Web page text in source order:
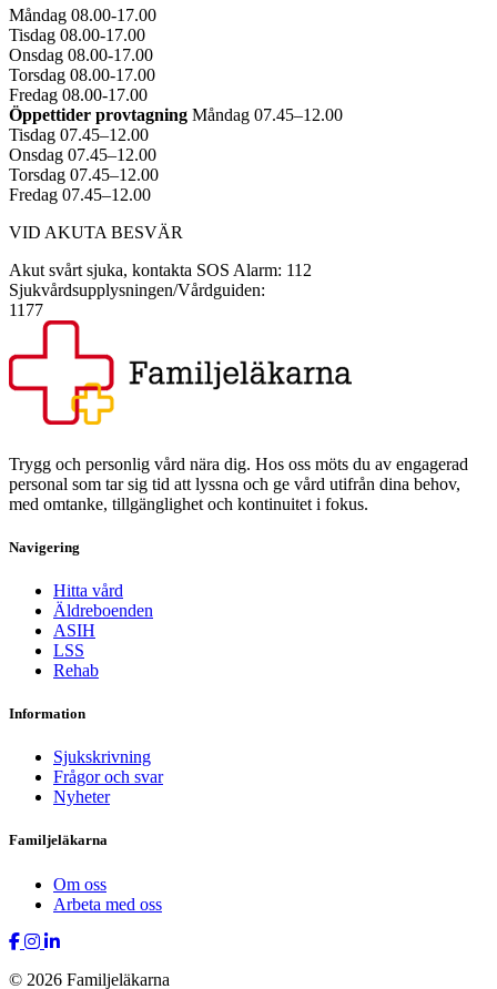
Måndag 08.00-17.00
Tisdag 08.00-17.00
Onsdag 08.00-17.00
Torsdag 08.00-17.00
Fredag 08.00-17.00
Öppettider provtagning Måndag 07.45–12.00
Tisdag 07.45–12.00
Onsdag 07.45–12.00
Torsdag 07.45–12.00
Fredag 07.45–12.00
VID AKUTA BESVÄR
Akut svårt sjuka, kontakta SOS Alarm: 112
Sjukvårdsupplysningen/Vårdguiden:
1177
Trygg och personlig vård nära dig. Hos oss möts du av engagerad
personal som tar sig tid att lyssna och ge vård utifrån dina behov,
med omtanke, tillgänglighet och kontinuitet i fokus.
Navigering
Hitta vård
Äldreboenden
ASIH
LSS
Rehab
Information
Sjukskrivning
Frågor och svar
Nyheter
Familjeläkarna
Om oss
Arbeta med oss
© 2026 Familjeläkarna